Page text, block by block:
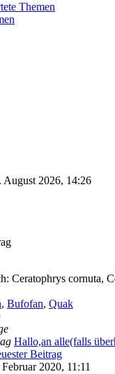
Themen
August 2026, 14:26
Ceratophrys cornuta,
, Bufofan, Quak
Hallo,an alle(falls
Beitrag
2020, 11:11